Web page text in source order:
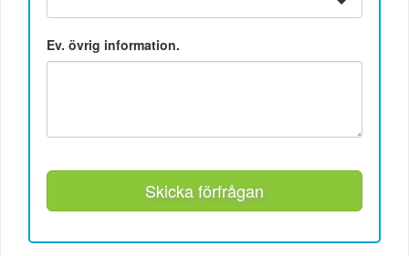
Ev. övrig information.
Skicka förfrågan